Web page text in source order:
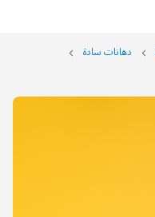
دهانات سادة